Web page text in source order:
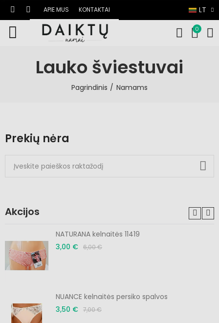
LT
APIE MUS KONTAKTAI
0
Lauko šviestuvai
Pagrindinis Namams
Prekių nėra
Akcijos
NATURANA kelnaitės 11419
3,00 € 6,00 €
NUANCE kelnaitės persiko spalvos
3,50 € 7,00 €